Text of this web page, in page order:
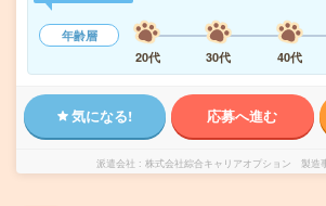
年齢層
20代
30代 40代
気になる! 応募へ進む
派遣会社 株式会社綜合キャリアオプション 製造